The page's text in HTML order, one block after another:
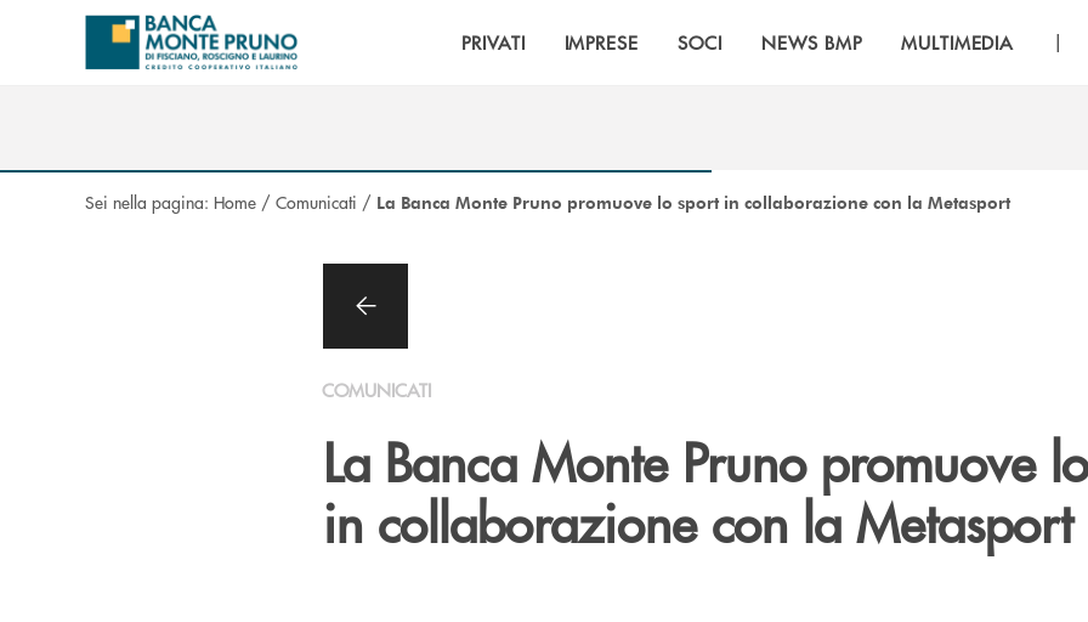
Salta al contenuto principale
PRIVATI IMPRESE SOCI NEWS BMP MULTIMEDIA |
Sei nella pagina: Home / Comunicati / La Banca Monte Pruno promuove lo sport in collaborazione con la Metasport
COMUNICATI
La Banca Monte Pruno promuove
in collaborazione con la Metasport